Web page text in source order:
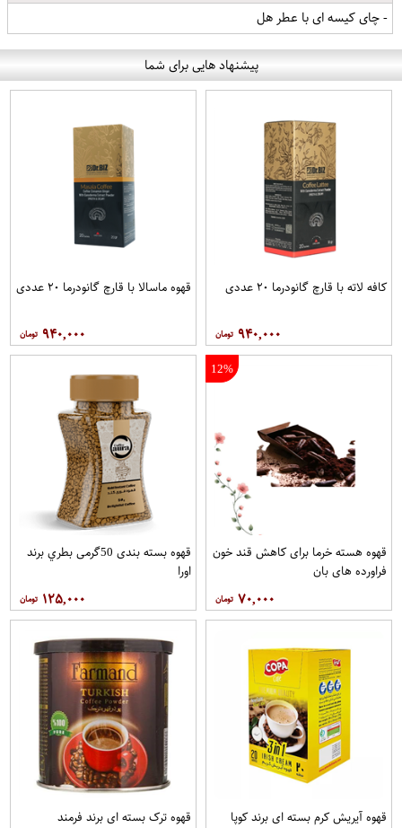
- چای کیسه ای با عطر هل
پیشنهاد هایی برای شما
کافه لاته با قارچ گانودرما ۲۰ عددی
۹۴۰,۰۰۰
قهوه ماسالا با قارچ گانودرما ۲۰ عددی
۹۴۰,۰۰۰
12%
قهوه هسته خرما برای کاهش قند خون
فراورده های بان
۷۰,۰۰۰
قهوه بسته بندی 50گرمی بطري برند
اورا
۱۲۵,۰۰۰
قهوه آيريش کرم بسته ای برند کوپا قهوه ترک بسته ای برند فرمند